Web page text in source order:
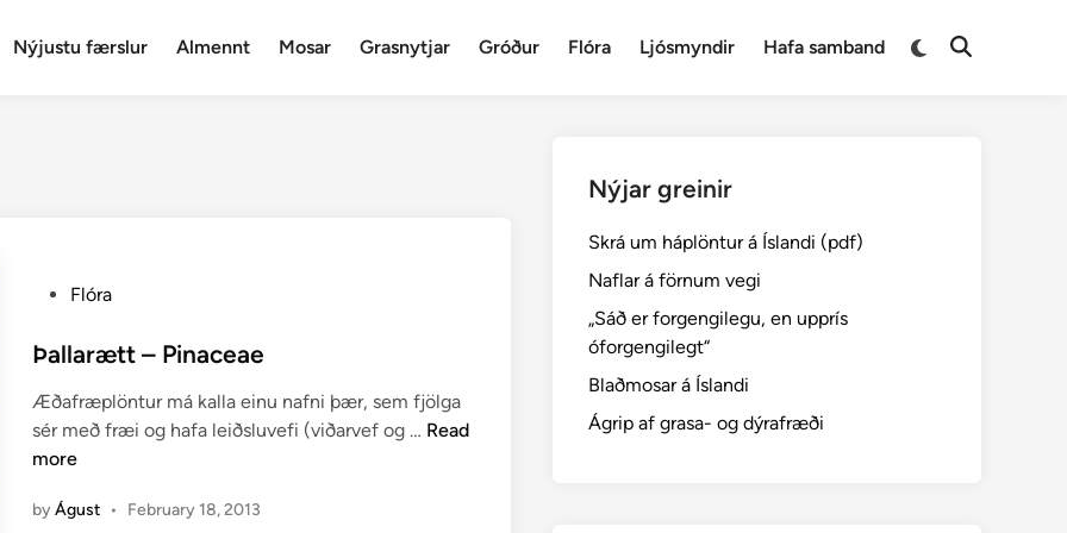
Nýjustu færslur Almennt Mosar Grasnytjar Gróður Flóra Ljósmyndir Hafa samband
Switch
Open
s
e
d
i
Flóra
Þallarætt – Pinaceae
Æðafræplöntur má kalla einu nafni þær, sem fjölga
sér með fræi og hafa leiðsluvefi (viðarvef og … Þ
Read
more
byÁgust • February 18, 2013
Nýjar greinir
Skrá um háplöntur á Íslandi (pdf)
Naflar á förnum vegi
„Sáð er forgengilegu, en upprís
óforgengilegt“
Blaðmosar á Íslandi
Ágrip af grasa- og dýrafræði